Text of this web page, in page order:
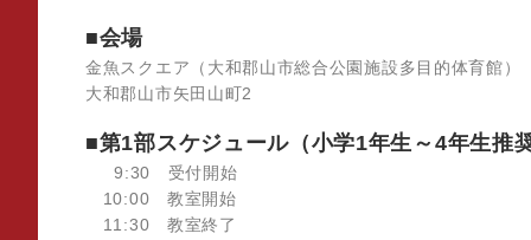
■会場
金魚スクエア（大和郡山市総合公園施設多目的体育館）
大和郡山市矢田山町2
■第1部スケジュール（小学1年生～4年生推奨
9:30 受付開始
10:00 教室開始
11:30 教室終了